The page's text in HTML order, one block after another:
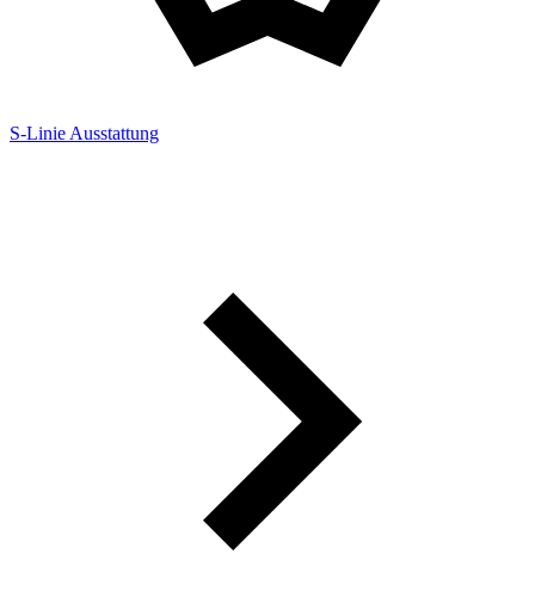
S-Linie Ausstattung